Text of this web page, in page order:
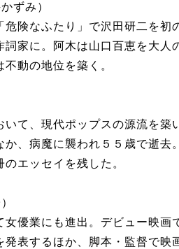
ずみ）
険なふたり」で沢田研二を初
家に。阿木は山口百恵を大人
動の地位を築く。
て、現代ポップスの源流を築
、病魔に襲われ５５歳で逝去
エッセイを残した。
優業にも進出。デビュー映画
表するほか、脚本・監督で映